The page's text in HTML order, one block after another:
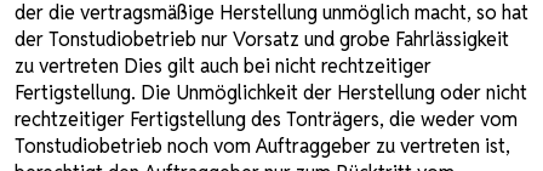
der die vertragsmäßige Herstellung unmöglich macht, so hat
der Tonstudiobetrieb nur Vorsatz und grobe Fahrlässigkeit
zu vertreten Dies gilt auch bei nicht rechtzeitiger
Fertigstellung. Die Unmöglichkeit der Herstellung oder nicht
rechtzeitiger Fertigstellung des Tonträgers, die weder vom
Tonstudiobetrieb noch vom Auftraggeber zu vertreten ist,